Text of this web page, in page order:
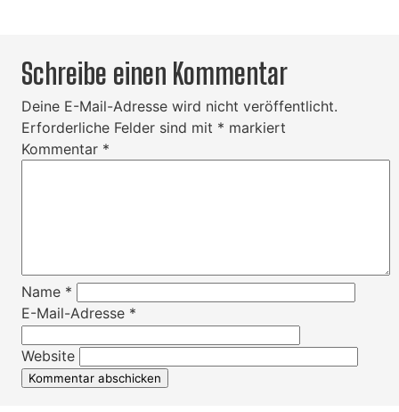
Schreibe einen Kommentar
Deine E-Mail-Adresse wird nicht veröffentlicht.
Erforderliche Felder sind mit * markiert
Kommentar *
Name *
E-Mail-Adresse *
Website